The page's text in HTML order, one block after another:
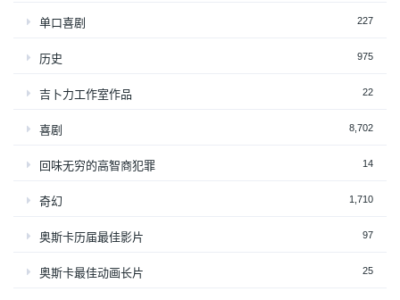
单口喜剧 227
历史 975
吉卜力工作室作品 22
喜剧 8,702
回味无穷的高智商犯罪 14
奇幻 1,710
奥斯卡历届最佳影片 97
奥斯卡最佳动画长片 25